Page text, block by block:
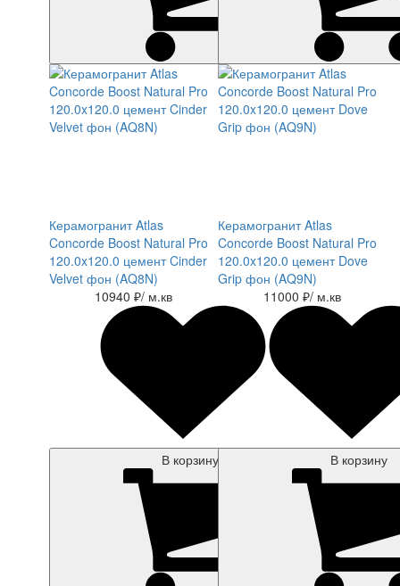
Керамогранит Atlas
Concorde Boost Natural Pro
120.0x120.0 цемент Cinder
Velvet фон (AQ8N)
10940 ₽/ м.кв
В корзину
Керамогранит Atlas
Concorde Boost Natural Pro
120.0x120.0 цемент Dove
Grip фон (AQ9N)
11000 ₽/ м.кв
В корзину